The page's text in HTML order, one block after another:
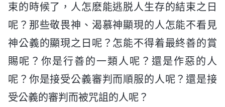
束的時候了，人怎麽能逃脱人生存的結束之日
呢？那些敬畏神、渴慕神顯現的人怎能不看見
神公義的顯現之日呢？怎能不得着最終善的賞
賜呢？你是行善的一類人呢？還是作惡的人
呢？你是接受公義審判而順服的人呢？還是接
受公義的審判而被咒詛的人呢？